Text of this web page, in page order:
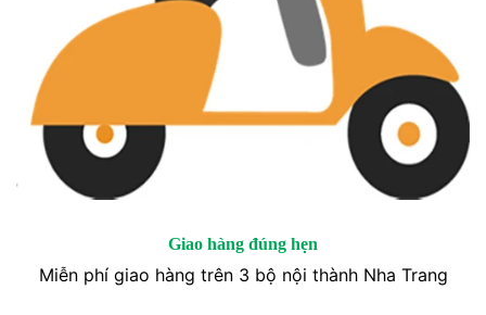
Giao hàng đúng hẹn
Miễn phí giao hàng trên 3 bộ nội thành Nha Trang